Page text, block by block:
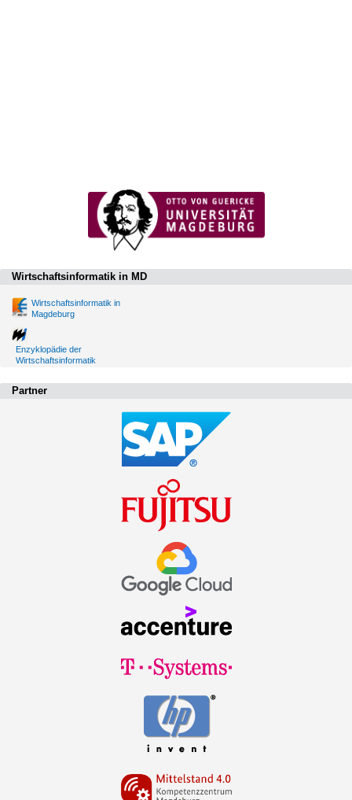
Wirtschaftsinformatik in MD
Wirtschaftsinformatik in
Magdeburg
Enzyklopädie der
Wirtschaftsinformatik
Partner